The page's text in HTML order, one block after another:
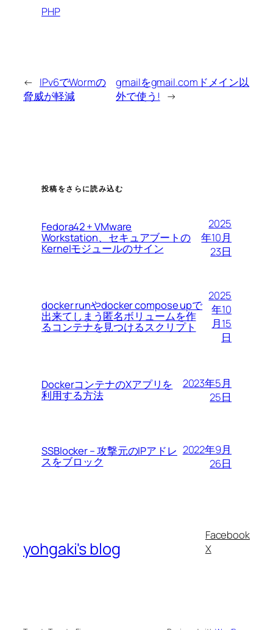
PHP
← IPv6でWormの
脅威が軽減
gmailをgmail.comドメイン以
外で使う!
→
投稿をさらに読み込む
Fedora42 + VMware
Workstation、セキュアブートの
Kernelモジュールのサイン
2025
年10月
23日
docker runやdocker compose upで
出来てしまう匿名ボリュームを作
るコンテナを見つけるスクリプト
2025
年10
月15
日
DockerコンテナのXアプリを
利用する方法
2023年5月
25日
SSBlocker – 攻撃元のIPアドレ
スをブロック
2022年9月
26日
yohgaki's blog
Facebook
X